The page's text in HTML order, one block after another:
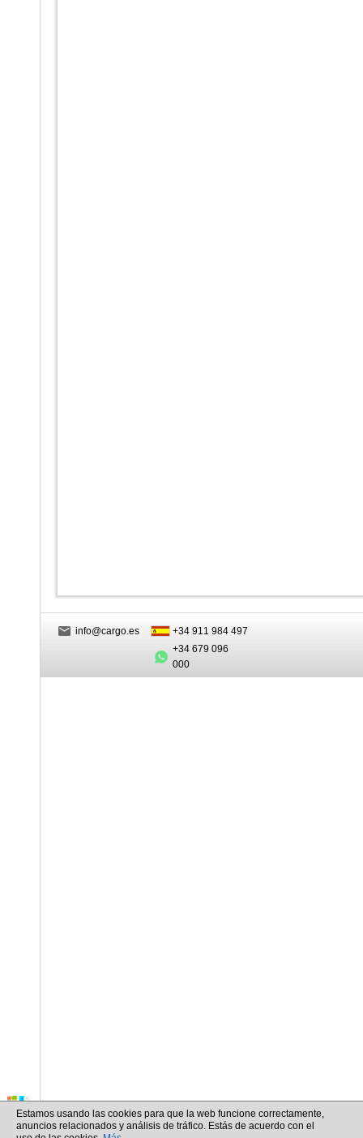
info@cargo.es
+34 911 984 497
+34 679 096
000
Estamos usando las cookies para que la web funcione correctamente,
anuncios relacionados y análisis de tráfico. Estás de acuerdo con el